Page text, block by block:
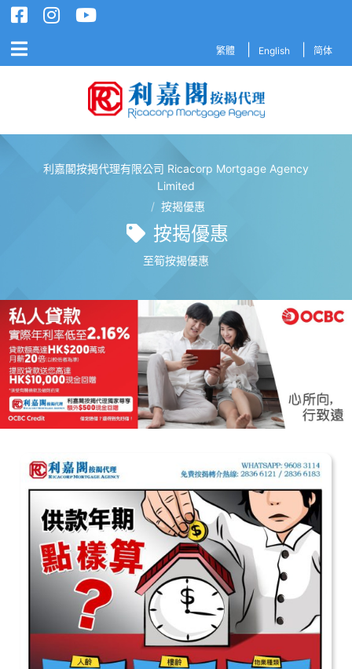
繁體 English 简体
利嘉閣按揭代理有限公司 Ricacorp Mortgage Agency
Limited
/ 按揭優惠
按揭優惠
至筍按揭優惠